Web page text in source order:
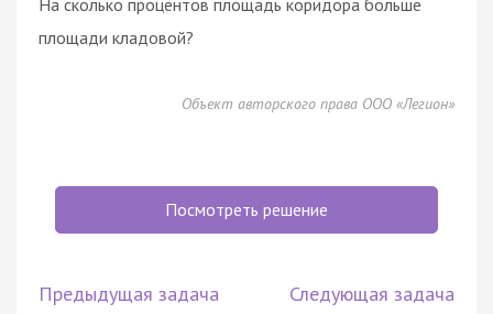
площади кладовой?
Объект авторского права ООО «Легион»
Посмотреть решение
Предыдущая задача Следующая задача